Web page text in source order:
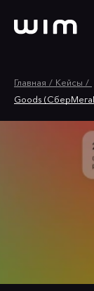
Главная
Кейсы
Goods